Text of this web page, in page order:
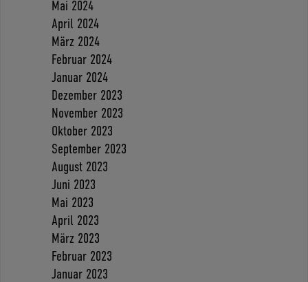
Mai 2024
April 2024
März 2024
Februar 2024
Januar 2024
Dezember 2023
November 2023
Oktober 2023
September 2023
August 2023
Juni 2023
Mai 2023
April 2023
März 2023
Februar 2023
Januar 2023